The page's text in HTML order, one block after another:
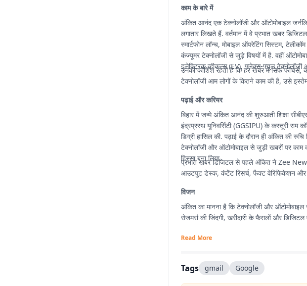
काम के बारे में
अंकित आनंद एक टेक्नोलॉजी और ऑटोमोबाइल
लगातार लिखते हैं. वर्तमान में वे प्रभात खबर
स्मार्टफोन लॉन्च, मोबाइल ऑपरेटिंग सिस्टम,
कंज्यूमर टेक्नोलॉजी से जुड़े विषयों में है. वहीं
इलेक्ट्रिक व्हीकल्स (EV), फ्लेक्स-फ्यूल
उनकी कोशिश रहती है कि हर खबर में सिर्फ फीचर्स,
टेक्नोलॉजी आम लोगों के कितने काम की है, उसे
पढ़ाई और करियर
बिहार में जन्मे अंकित आनंद की शुरुआती शिक्षा
इंद्रप्रस्थ यूनिवर्सिटी (GGSIPU) के कस्तूरी
डिग्री हासिल की. पढ़ाई के दौरान ही अंकित की
टेक्नोलॉजी और ऑटोमोबाइल से जुड़ी खबरों पर
हिस्सा बना लिया.
प्रभात खबर डिजिटल से पहले अंकित ने Zee
आउटपुट डेस्क, कंटेंट रिसर्च, फैक्ट वेरिफिकेशन
विजन
अंकित का मानना है कि टेक्नोलॉजी और
रोजमर्रा की जिंदगी, खरीदारी के फैसलों और
Read More
Tags gmail Google